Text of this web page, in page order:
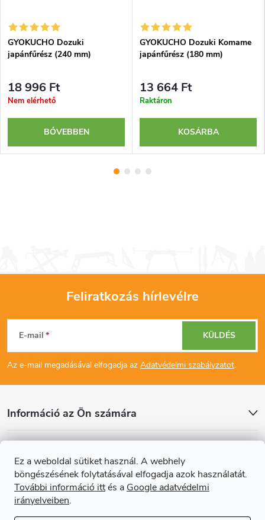
Ez a weboldal sütiket használ. A webhely
böngészésének folytatásával elfogadja azok használatát.
További információ ittés a Google adatvédelmi
irányelveiben.
GYOKUCHO Dozuki
japánfűrész (240 mm)
18 996 Ft
Nem elérhető
BŐVEBBEN
GYOKUCHO Dozuki Komame
japánfűrész (180 mm)
13 664 Ft
Raktáron
KOSÁRBA
L
á
b
é
Feliratkozás hírlevélre
E-mail
Az e-mail megadásával elfogadja az Adatvédelmi szabályzatot.
KÜLDÉS
Információ az Ön számára
Online fizetési lehetőséget biztosítunk